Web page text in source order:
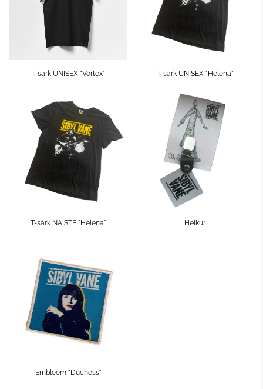
T-särk UNISEX "Vortex" T-särk UNISEX "Helena"
T-särk NAISTE "Helena" Helkur
Embleem "Duchess"